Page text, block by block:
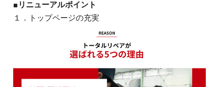
■リニューアルポイント
１．トップページの充実